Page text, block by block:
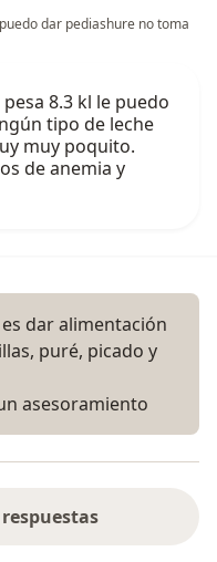
entre escolares De
“Estado
Cerebral
según su Gross
de
bucales en
Intestinal” en
Médicas y Nutrición
de Ciencias
dar pediashure no toma
8.3 kl le puedo
tipo de leche
muy poquito.
de anemia y
dar alimentación
puré, picado y
asesoramiento